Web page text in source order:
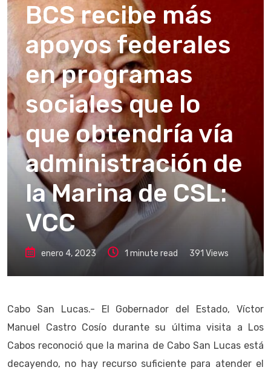
BCS recibe más
apoyos federales
en programas
sociales que lo
que obtendría vía
administración de
la Marina de CSL:
VCC
enero 4, 2023 1 minute read 391 Views
Cabo San Lucas.- El Gobernador del Estado, Víctor
Manuel Castro Cosío durante su última visita a Los
Cabos reconoció que la marina de Cabo San Lucas está
decayendo, no hay recurso suficiente para atender el